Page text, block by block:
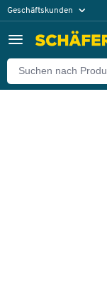
Geschäftskunden
Zurück